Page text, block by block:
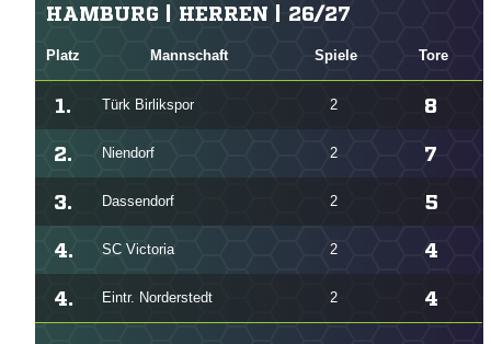
HAMBURG | HERREN | 26/27
Platz Mannschaft Spiele Tore
1. Türk Birlikspor 2 8
2. Niendorf 2 7
3. Dassendorf 2 5
4. SC Victoria 2 4
4. Eintr. Norderstedt 2 4